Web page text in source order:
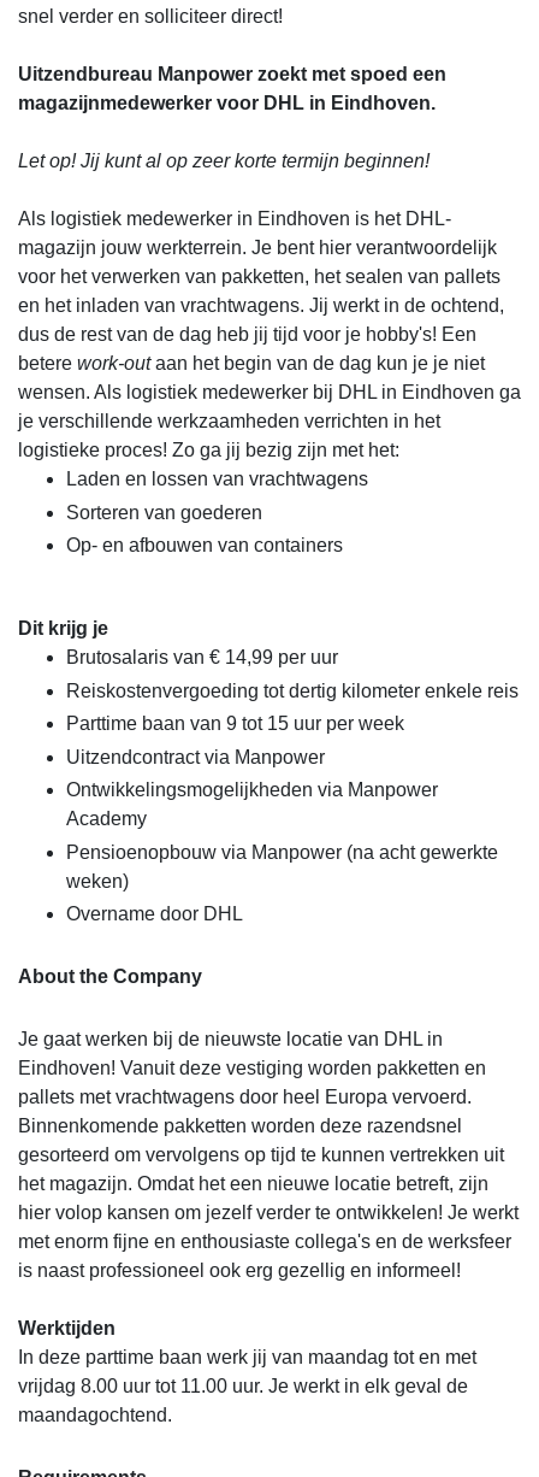
snel verder en solliciteer direct!
Uitzendbureau Manpower zoekt met spoed een
magazijnmedewerker voor DHL in Eindhoven.
Let op! Jij kunt al op zeer korte termijn beginnen!
Als logistiek medewerker in Eindhoven is het DHL-
magazijn jouw werkterrein. Je bent hier verantwoordelijk
voor het verwerken van pakketten, het sealen van pallets
en het inladen van vrachtwagens. Jij werkt in de ochtend,
dus de rest van de dag heb jij tijd voor je hobby's! Een
betere work-outaan het begin van de dag kun je je niet
wensen. Als logistiek medewerker bij DHL in Eindhoven ga
je verschillende werkzaamheden verrichten in het
logistieke proces! Zo ga jij bezig zijn met het:
Laden en lossen van vrachtwagens
Sorteren van goederen
Op- en afbouwen van containers
Dit krijg je
Brutosalaris van € 14,99 per uur
Reiskostenvergoeding tot dertig kilometer enkele reis
Parttime baan van 9 tot 15 uur per week
Uitzendcontract via Manpower
Ontwikkelingsmogelijkheden via Manpower
Academy
Pensioenopbouw via Manpower (na acht gewerkte
weken)
Overname door DHL
About the Company
Je gaat werken bij de nieuwste locatie van DHL in
Eindhoven! Vanuit deze vestiging worden pakketten en
pallets met vrachtwagens door heel Europa vervoerd.
Binnenkomende pakketten worden deze razendsnel
gesorteerd om vervolgens op tijd te kunnen vertrekken uit
het magazijn. Omdat het een nieuwe locatie betreft, zijn
hier volop kansen om jezelf verder te ontwikkelen! Je werkt
met enorm fijne en enthousiaste collega's en de werksfeer
is naast professioneel ook erg gezellig en informeel!
Werktijden
In deze parttime baan werk jij van maandag tot en met
vrijdag 8.00 uur tot 11.00 uur. Je werkt in elk geval de
maandagochtend.